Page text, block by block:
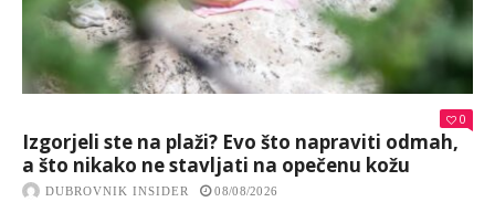
0
Izgorjeli ste na plaži? Evo što napraviti odmah,
a što nikako ne stavljati na opečenu kožu
DUBROVNIK INSIDER 08/08/2026